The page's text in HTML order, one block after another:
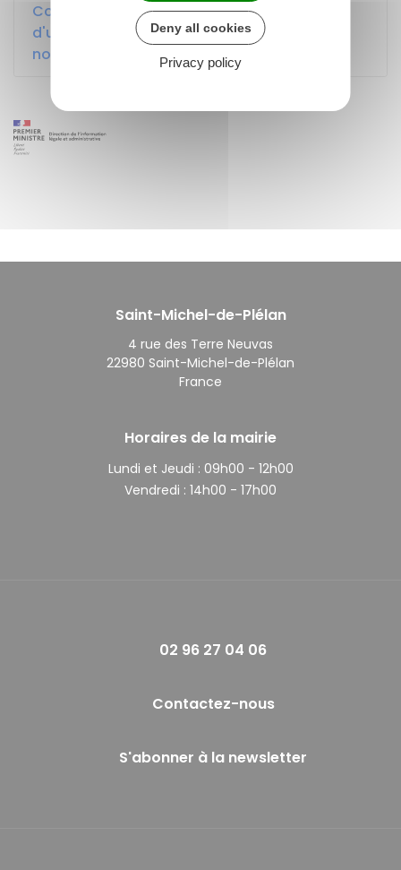
Comment prouver que vous êtes héritier
d'une succession (attestation, acte de
notoriété) ?
Saint-Michel-de-Plélan
4 rue des Terre Neuvas
22980 Saint-Michel-de-Plélan
France
Horaires de la mairie
Lundi et Jeudi : 09h00 - 12h00
Vendredi : 14h00 - 17h00
02 96 27 04 06
Contactez-nous
S'abonner à la newsletter
Deny all cookies
Privacy policy